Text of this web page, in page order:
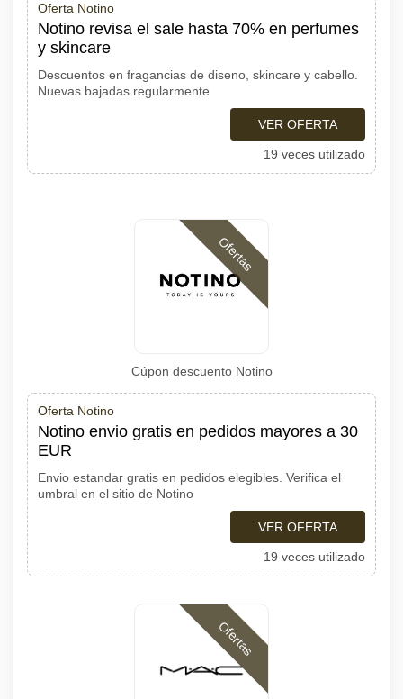
Oferta Notino
Notino revisa el sale hasta 70% en perfumes
y skincare
Descuentos en fragancias de diseno, skincare y cabello.
Nuevas bajadas regularmente
VER OFERTA
19 veces utilizado
Ofertas
Cúpon descuento Notino
Oferta Notino
Notino envio gratis en pedidos mayores a 30
EUR
Envio estandar gratis en pedidos elegibles. Verifica el
umbral en el sitio de Notino
VER OFERTA
19 veces utilizado
Ofertas